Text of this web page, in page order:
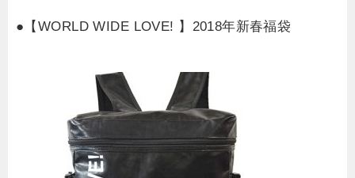
●【WORLD WIDE LOVE! 】2018年新春福袋